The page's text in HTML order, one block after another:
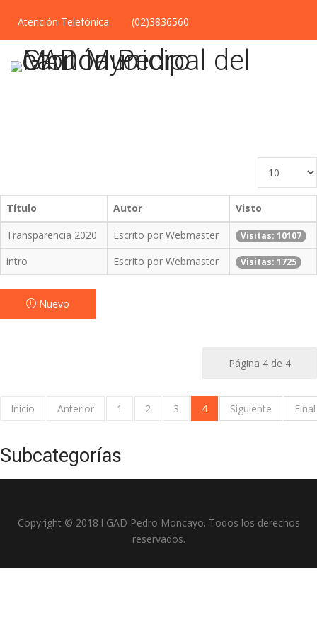
Atención Telefónica (02)3836560
mostrar
Título Autor
Visto
Transparencia 2020
Escrito por Webmaster Visitas: 10107
intro Escrito por Webmaster Visitas: 1725
Nuevo
Página 4 de 4
Inicio Anterior 1 2 3 4 Siguiente Final
Subcategorías
Copyright © 2018 l GAD Pedro Moncayo. Todos los derechos
reservados.